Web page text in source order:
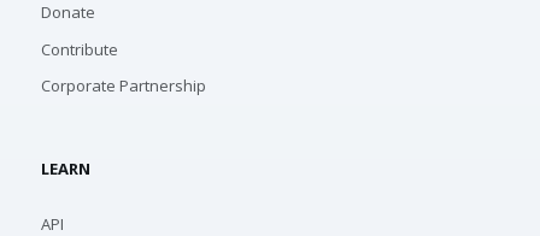
Donate
Contribute
Corporate Partnership
LEARN
API